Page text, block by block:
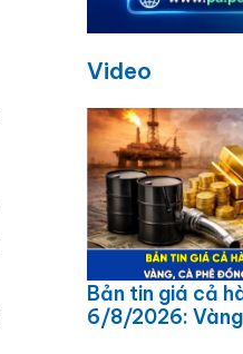
Video
Bản tin giá cả
6/8/2026: